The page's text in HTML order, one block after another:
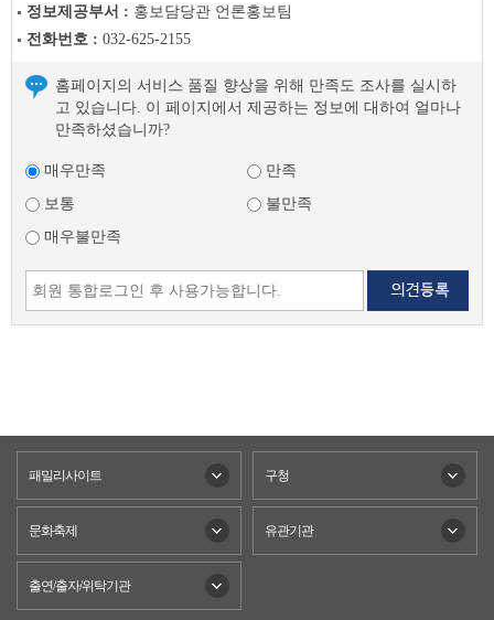
정보제공부서 : 홍보담당관 언론홍보팀
전화번호 : 032-625-2155
홈페이지의 서비스 품질 향상을 위해 만족도 조사를 실시하
고 있습니다. 이 페이지에서 제공하는 정보에 대하여 얼마나
만족하셨습니까?
매우만족
만족
보통
불만족
매우불만족
패밀리사이트 구청
문화축제 유관기관
출연/출자/위탁기관